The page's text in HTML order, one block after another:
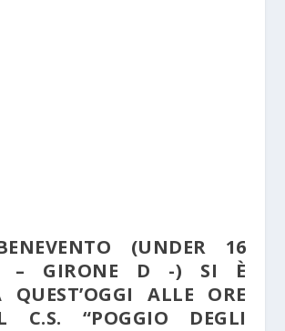
(UNDER 16
– GIRONE D -) SI È
QUEST’OGGI ALLE ORE
C.S. “POGGIO DEGLI